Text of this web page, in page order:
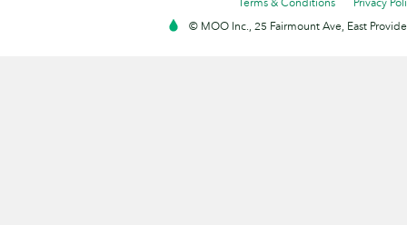
© MOO Inc., 25 Fairmount Ave, East